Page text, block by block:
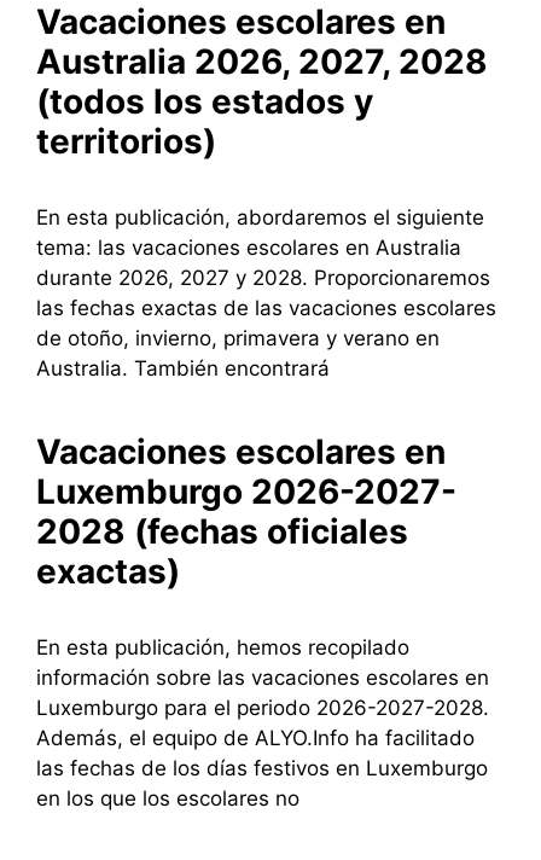
Vacaciones escolares en
Australia 2026, 2027, 2028
(todos los estados y
territorios)
En esta publicación, abordaremos el siguiente
tema: las vacaciones escolares en Australia
durante 2026, 2027 y 2028. Proporcionaremos
las fechas exactas de las vacaciones escolares
de otoño, invierno, primavera y verano en
Australia. También encontrará
Vacaciones escolares en
Luxemburgo 2026-2027-
2028 (fechas oficiales
exactas)
En esta publicación, hemos recopilado
información sobre las vacaciones escolares en
Luxemburgo para el periodo 2026-2027-2028.
Además, el equipo de ALYO.Info ha facilitado
las fechas de los días festivos en Luxemburgo
en los que los escolares no